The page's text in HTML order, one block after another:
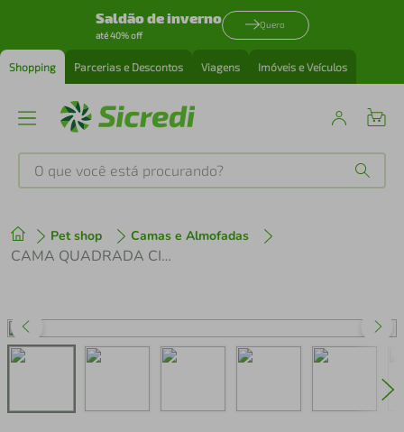
Saldão de inverno
até 40% off
Quero
Shopping Parcerias e Descontos Viagens Imóveis e Veículos
O que você está procurando?
Pet shop Camas e Almofadas
CAMA QUADRADA CINZA URBANO DROP LUPPET
1º tenis
perfume